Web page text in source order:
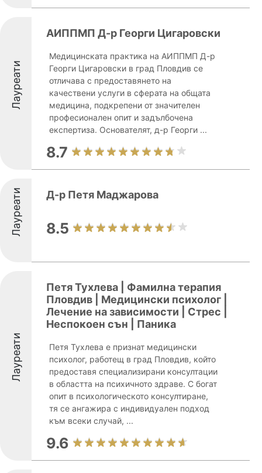
Лауреати
АИППМП Д-р Георги Цигаровски
Медицинската практика на АИППМП Д-р
Георги Цигаровски в град Пловдив се
отличава с предоставянето на
качествени услуги в сферата на общата
медицина, подкрепени от значителен
професионален опит и задълбочена
експертиза. Основателят, д-р Георги ...
8.7
Лауреати Д-р Петя Маджарова
8.5
Лауреати
Петя Тухлева | Фамилна терапия
Пловдив | Медицински психолог |
Лечение на зависимости | Стрес |
Неспокоен сън | Паника
Петя Тухлева е признат медицински
психолог, работещ в град Пловдив, който
предоставя специализирани консултации
в областта на психичното здраве. С богат
опит в психологическото консултиране,
тя се ангажира с индивидуален подход
към всеки случай, ...
9.6